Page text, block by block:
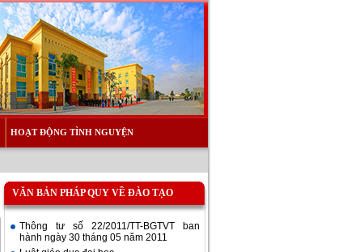
HOẠT ĐỘNG TÌNH NGUYỆN
VĂN BẢN PHÁP QUY VỀ ĐÀO TẠO
Thông tư số 22/2011/TT-BGTVT ban
hành ngày 30 tháng 05 năm 2011